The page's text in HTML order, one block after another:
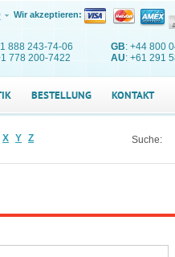
Wir akzeptieren:
888 243-74-06 GB: +44 800
778 200-7422 AU: +61 291
BESTELLUNG KONTAKT
X Y Z Suche: